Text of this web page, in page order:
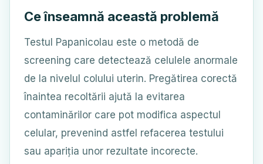
Ce înseamnă această problemă
Testul Papanicolau este o metodă de
screening care detectează celulele anormale
de la nivelul colului uterin. Pregătirea corectă
înaintea recoltării ajută la evitarea
contaminărilor care pot modifica aspectul
celular, prevenind astfel refacerea testului
sau apariția unor rezultate incorecte.